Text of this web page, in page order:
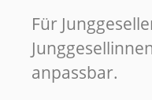
Für
anpassbar.